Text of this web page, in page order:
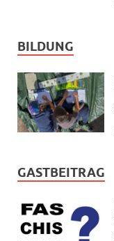
BILDUNG
GASTBEITRAG